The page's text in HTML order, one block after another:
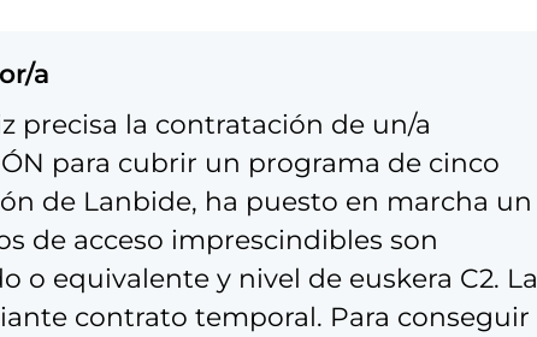
a
precisa la contratación de un/a
para cubrir un programa de cinco
de Lanbide, ha puesto en marcha un
de acceso imprescindibles son
o equivalente y nivel de euskera C2. La
contrato temporal. Para conseguir